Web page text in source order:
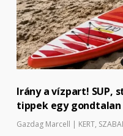
Irány a vízpart! SUP,
tippek egy gondtalan
Gazdag Marcell | KERT,